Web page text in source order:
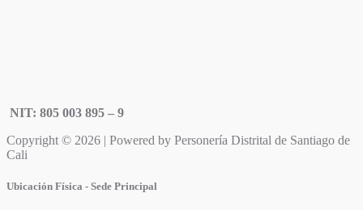
NIT: 805 003 895 – 9
Copyright © 2026 | Powered by Personería Distrital de Santiago de
Cali
Ubicación Física - Sede Principal